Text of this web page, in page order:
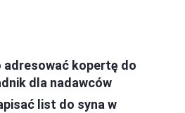
adresować kopertę do
dla nadawców
list do syna w